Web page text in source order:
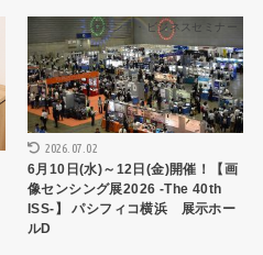
イベント・ビジネスセミナー
2026.07.02
6月10日(水)～12日(金)開催！【画
像センシング展2026 -The 40th
ISS-】 パシフィコ横浜 展示ホー
ルD